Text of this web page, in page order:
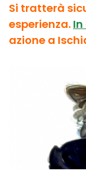
Si tratterà
esperienza.
azione a